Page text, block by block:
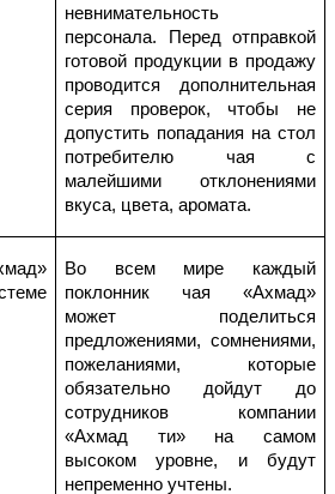
невнимательность
персонала. Перед отправкой
готовой продукции в продажу
проводится дополнительная
серия проверок, чтобы не
допустить попадания на стол
потребителю чая с
малейшими отклонениями
вкуса, цвета, аромата.
Во всем мире каждый
поклонник чая «Ахмад»
может поделиться
предложениями, сомнениями,
пожеланиями, которые
обязательно дойдут до
сотрудников компании
«Ахмад ти» на самом
высоком уровне, и будут
непременно учтены.